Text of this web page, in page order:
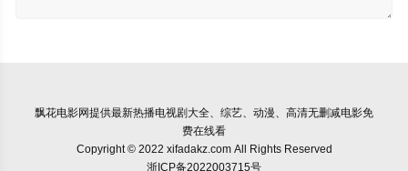
飘花电影网提供最新热播电视剧大全、综艺、动漫、高清无删减电影免
费在线看
Copyright © 2022 xifadakz.com All Rights Reserved
浙ICP备2022003715号